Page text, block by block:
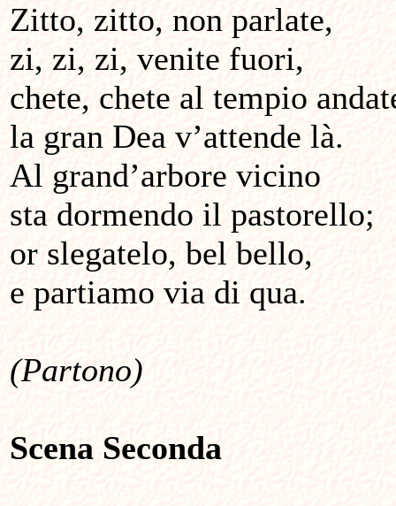
Zitto, zitto, non parlate,
zi, zi, zi, venite fuori,
chete, chete al tempio
la gran Dea v’attende là.
Al grand’arbore vicino
sta dormendo il pastorello;
or slegatelo, bel bello,
e partiamo via di qua.
(Partono)
Scena Seconda